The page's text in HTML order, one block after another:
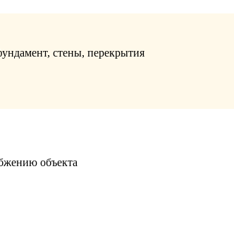
стены, перекрытия
объекта